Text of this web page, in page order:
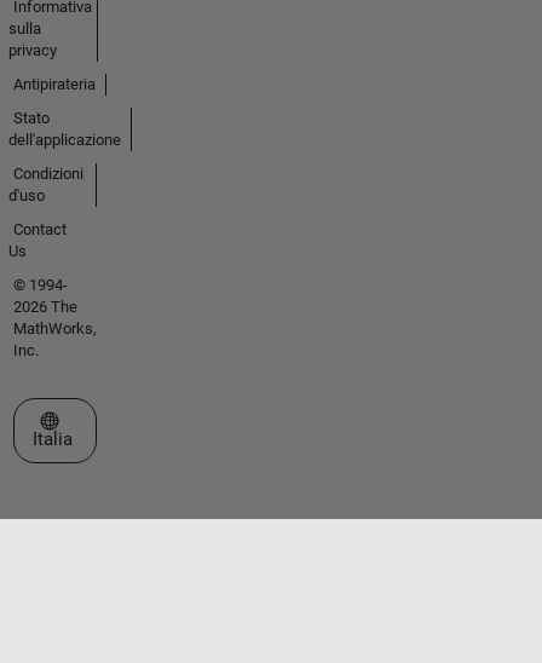
Informativa
sulla
privacy
Antipirateria
Stato
dell'applicazione
Condizioni
d'uso
Contact
Us
© 1994-
2026 The
MathWorks,
Inc.
Seleziona un sito web
Italia